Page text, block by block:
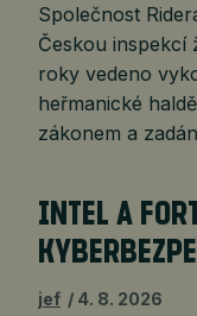
Společnost
Českou inspekcí
roky vedeno
heřmanické
zákonem a
INTEL A
jef 4. 8. 2026